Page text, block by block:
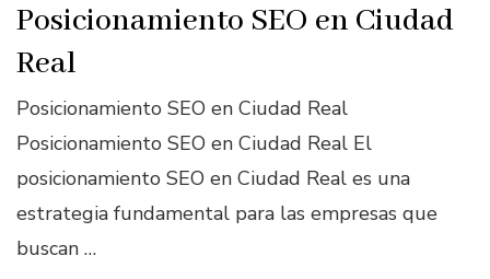
Posicionamiento SEO en Ciudad
Real
Posicionamiento SEO en Ciudad Real
Posicionamiento SEO en Ciudad Real El
posicionamiento SEO en Ciudad Real es una
estrategia fundamental para las empresas que
buscan …